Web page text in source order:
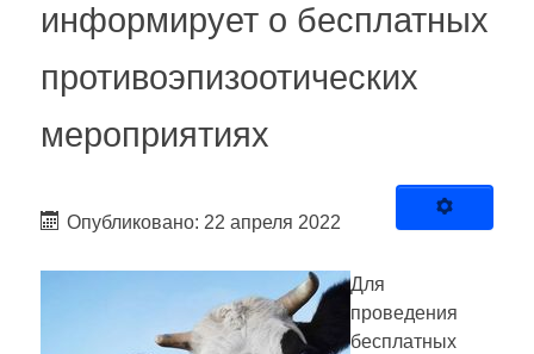
информирует о бесплатных
противоэпизоотических
мероприятиях
Опубликовано: 22 апреля 2022
Для
проведения
бесплатных